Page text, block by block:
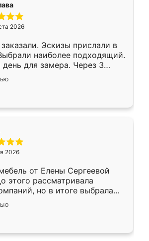
2026
Эскизы прислали в
наиболее подходящий.
день для замера. Через 3
была уже готова. Остались
Спасибо Ренессанс
работу!
2026
от Елены Сергеевой
этого рассматривала
но в итоге выбрала
условия, потом
всё спокойно объяснил
Изготовили в срок, с